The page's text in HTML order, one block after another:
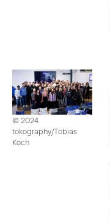
© 2024
tokography/Tobias
Koch